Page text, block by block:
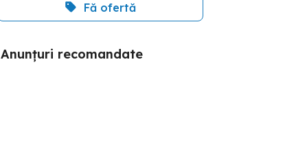
Fă ofertă
Anunțuri recomandate